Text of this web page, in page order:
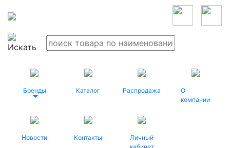
Бренды Каталог Распродажа
О
компании
Новости Контакты
Личный